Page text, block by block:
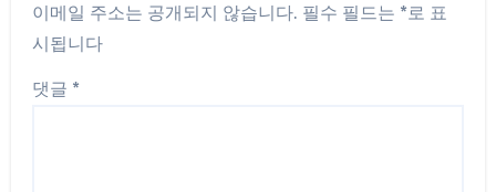
이메일 주소는 공개되지 않습니다. 필수 필드는 *로 표
시됩니다
댓글 *